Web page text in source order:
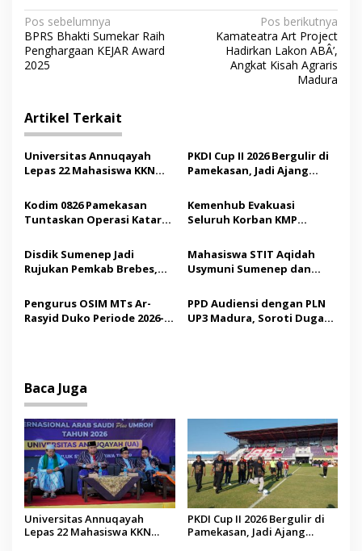
N
a
v
g
a
s
i
p
o
s
Pos sebelumnya
BPRS Bhakti Sumekar Raih
Penghargaan KEJAR Award
2025
Pos berikutnya
Kamateatra Art Project
Hadirkan Lakon ABÂ’,
Angkat Kisah Agraris
Madura
Artikel Terkait
Universitas Annuqayah
Lepas 22 Mahasiswa KKN
Saudi
PKDI Cup II 2026 Bergulir di
Pamekasan, Jadi Ajang
Madura
Kodim 0826 Pamekasan
Tuntaskan Operasi Katarak
Tindakan Medis
Kemenhub Evakuasi
Seluruh Korban KMP
Operator Diaudit
Disdik Sumenep Jadi
Rujukan Pemkab Brebes,
Pendidikan Berbasis
Budaya
Mahasiswa STIT Aqidah
Usymuni Sumenep dan
Jenazah WNI Asal Aceh di
Malaysia
Pengurus OSIM MTs Ar-
Rasyid Duko Periode 2026-
PPD Audiensi dengan PLN
UP3 Madura, Soroti Dugaan
Baca Juga
Universitas Annuqayah
Lepas 22 Mahasiswa KKN
PKDI Cup II 2026 Bergulir di
Pamekasan, Jadi Ajang